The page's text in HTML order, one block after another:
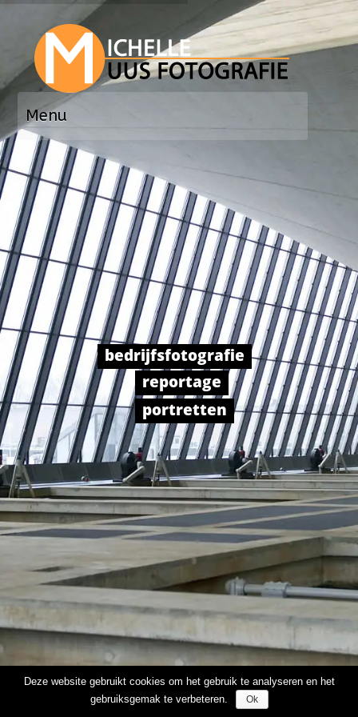
Menu
HOME
OVER
GALLERIES
Portretten
Bedrijfsfotografie
Mensen
Binnen & Buiten
Paarden
NIEUWS
CONTACT
bedrijfsfotografie
reportage
portretten
Deze website gebruikt cookies om het gebruik te analyseren en het
gebruiksgemak te verbeteren.
Ok